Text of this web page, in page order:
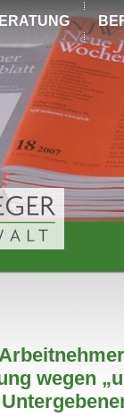
wegen